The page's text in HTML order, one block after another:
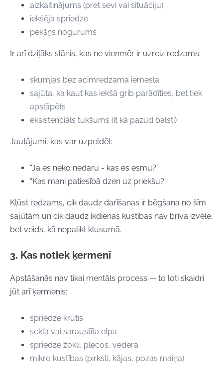
aizkaitinājums (pret sevi vai situāciju)
iekšēja spriedze
pēkšņs nogurums
Ir arī dziļāks slānis, kas ne vienmēr ir uzreiz redzams:
skumjas bez acīmredzama iemesla
sajūta, ka kaut kas iekšā grib parādīties, bet tiek
apslāpēts
eksistenciāls tukšums (it kā pazūd balsti)
Jautājumi, kas var uzpeldēt:
“Ja es neko nedaru - kas es esmu?”
“Kas mani patiesībā dzen uz priekšu?”
Kļūst redzams, cik daudz darīšanas ir bēgšana no šīm
sajūtām un cik daudz ikdienas kustības nav brīva izvēle,
bet veids, kā nepalikt klusumā.
3. Kas notiek ķermenī
Apstāšanās nav tikai mentāls process — to ļoti skaidri
jūt arī ķermenis:
spriedze krūtīs
sekla vai saraustīta elpa
spriedze žoklī, plecos, vēderā
mikro kustības (pirksti, kājas, pozas maiņa)